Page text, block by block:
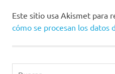
Este sitio usa Akismet para
cómo se procesan los datos